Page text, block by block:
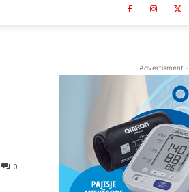
0
- Advertisment -